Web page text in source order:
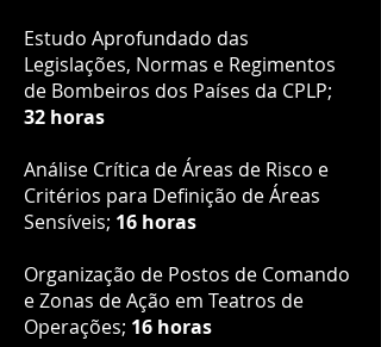
Estudo Aprofundado das
Legislações, Normas e Regimentos
de Bombeiros dos Países da CPLP;
32 horas
Análise Crítica de Áreas de Risco e
Critérios para Definição de Áreas
Sensíveis; 16 horas
Organização de Postos de Comando
e Zonas de Ação em Teatros de
Operações; 16 horas